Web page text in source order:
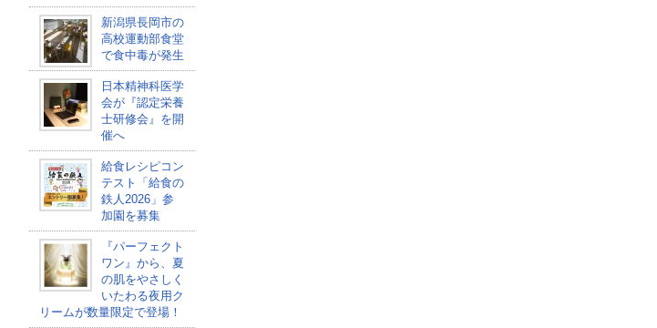
新潟県長岡市の
高校運動部食堂
で食中毒が発生
日本精神科医学
会が『認定栄養
士研修会』を開
催へ
給食レシピコン
テスト「給食の
鉄人2026」参
加園を募集
『パーフェクト
ワン』から、夏
の肌をやさしく
いたわる夜用ク
リームが数量限定で登場！